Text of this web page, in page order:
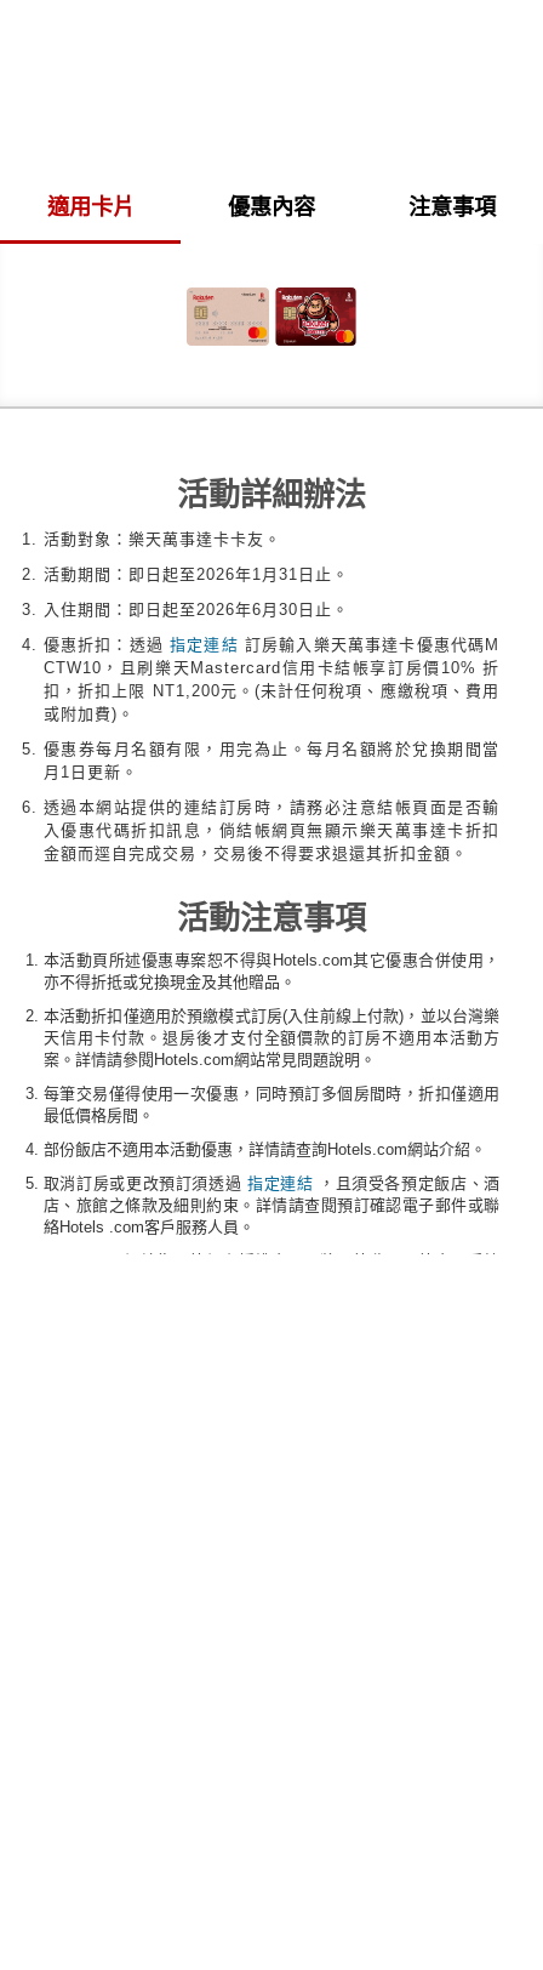
適用卡片 優惠內容 注意事項
活動詳細辦法
活動對象：樂天萬事達卡卡友。
活動期間：即日起至2026年1月31日止。
入住期間：即日起至2026年6月30日止。
優惠折扣：透過指定連結 訂房輸入樂天萬事達卡優惠代碼M
CTW10，且刷樂天Mastercard信用卡結帳享訂房價10% 折
扣，折扣上限 NT1,200元。(未計任何稅項、應繳稅項、費用
或附加費)。
優惠券每月名額有限，用完為止。每月名額將於兌換期間當
月1日更新。
透過本網站提供的連結訂房時，請務必注意結帳頁面是否輸
入優惠代碼折扣訊息，倘結帳網頁無顯示樂天萬事達卡折扣
金額而逕自完成交易，交易後不得要求退還其折扣金額。
活動注意事項
本活動頁所述優惠專案恕不得與Hotels.com其它優惠合併使用，
亦不得折抵或兌換現金及其他贈品。
本活動折扣僅適用於預繳模式訂房(入住前線上付款)，並以台灣樂
天信用卡付款。退房後才支付全額價款的訂房不適用本活動方
案。詳情請參閱Hotels.com網站常見問題說明。
每筆交易僅得使用一次優惠，同時預訂多個房間時，折扣僅適用
最低價格房間。
部份飯店不適用本活動優惠，詳情請查詢Hotels.com網站介紹。
取消訂房或更改預訂須透過 指定連結 ，且須受各預定飯店、酒
店、旅館之條款及細則約束。詳情請查閱預訂確認電子郵件或聯
絡Hotels .com客戶服務人員。